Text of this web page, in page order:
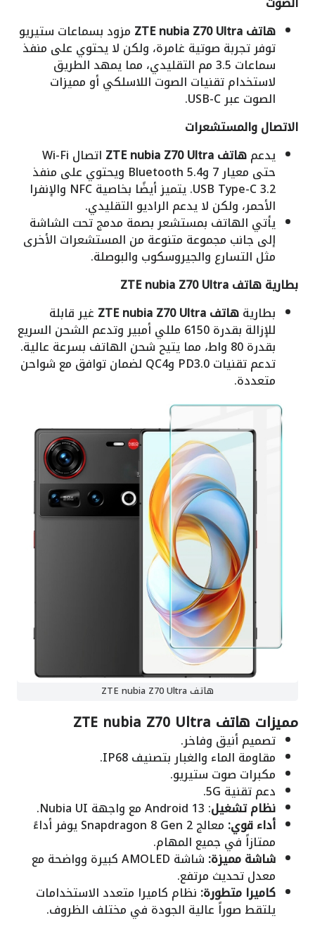
هاتف ZTE nubia Z70 Ultra
مزود بسماعات ستيريو
توفر تجربة صوتية غامرة، ولكن لا يحتوي على منفذ
سماعات 3.5 مم التقليدي، مما يمهد الطريق
لاستخدام تقنيات الصوت اللاسلكي أو مميزات
الصوت عبر USB-C.
الاتصال والمستشعرات
يدعمهاتف ZTE nubia Z70 Ultra اتصال Wi-Fi
حتى معيار 7 وBluetooth 5.4 ويحتوي على منفذ
USB Type-C 3.2. يتميز أيضًا بخاصية NFC والإنفرا
الأحمر، ولكن لا يدعم الراديو التقليدي.
يأتي الهاتف بمستشعر بصمة مدمج تحت الشاشة
إلى جانب مجموعة متنوعة من المستشعرات الأخرى
مثل التسارع والجيروسكوب والبوصلة.
بطارية هاتف ZTE nubia Z70 Ultra
بطاريةهاتف ZTE nubia Z70 Ultra غير قابلة
للإزالة بقدرة 6150 مللي أمبير وتدعم الشحن السريع
بقدرة 80 واط، مما يتيح شحن الهاتف بسرعة عالية.
تدعم تقنيات PD3.0 وQC4 لضمان توافق مع شواحن
متعددة.
هاتف ZTE nubia Z70 Ultra
مميزات هاتف ZTE nubia Z70 Ultra
تصميم أنيق وفاخر.
مقاومة الماء والغبار بتصنيف IP68.
مكبرات صوت ستيريو.
دعم تقنية 5G.
نظام تشغيل: Android 13 مع واجهة Nubia UI.
أداء قوي: معالج Snapdragon 8 Gen 2 يوفر أداءً
ممتازاً في جميع المهام.
شاشة مميزة: شاشة AMOLED كبيرة وواضحة مع
معدل تحديث مرتفع.
كاميرا متطورة: نظام كاميرا متعدد الاستخدامات
يلتقط صوراً عالية الجودة في مختلف الظروف.